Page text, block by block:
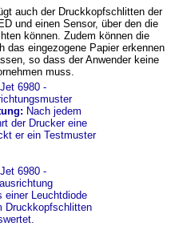
auch der Druckkopfschlitten der
und einen Sensor, über den die
können. Zudem können die
das eingezogene Papier erkennen
so dass der Anwender keine
muss.
Nach jedem
der Drucker eine
er ein Testmuster
einer Leuchtdiode
Druckkopfschlitten